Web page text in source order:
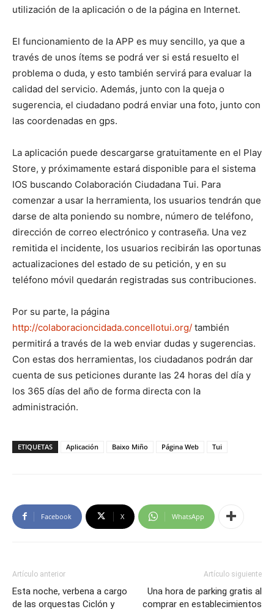
utilización de la aplicación o de la página en Internet.
El funcionamiento de la APP es muy sencillo, ya que a
través de unos ítems se podrá ver si está resuelto el
problema o duda, y esto también servirá para evaluar la
calidad del servicio. Además, junto con la queja o
sugerencia, el ciudadano podrá enviar una foto, junto con
las coordenadas en gps.
La aplicación puede descargarse gratuitamente en el Play
Store, y próximamente estará disponible para el sistema
IOS buscando Colaboración Ciudadana Tui. Para
comenzar a usar la herramienta, los usuarios tendrán que
darse de alta poniendo su nombre, número de teléfono,
dirección de correo electrónico y contraseña. Una vez
remitida el incidente, los usuarios recibirán las oportunas
actualizaciones del estado de su petición, y en su
teléfono móvil quedarán registradas sus contribuciones.
Por su parte, la página
http://colaboracioncidada.concellotui.org/ también
permitirá a través de la web enviar dudas y sugerencias.
Con estas dos herramientas, los ciudadanos podrán dar
cuenta de sus peticiones durante las 24 horas del día y
los 365 días del año de forma directa con la
administración.
ETIQUETAS Aplicación Baixo Miño Página Web Tui
Facebook X WhatsApp
Artículo anterior
Esta noche, verbena a cargo
de las orquestas Ciclón y
Artículo siguiente
Una hora de parking gratis al
comprar en establecimientos